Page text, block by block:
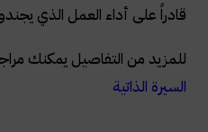
قادراً على أداء العمل الذي
للمزيد من التفاصيل يمكنك
السيرة الذاتية